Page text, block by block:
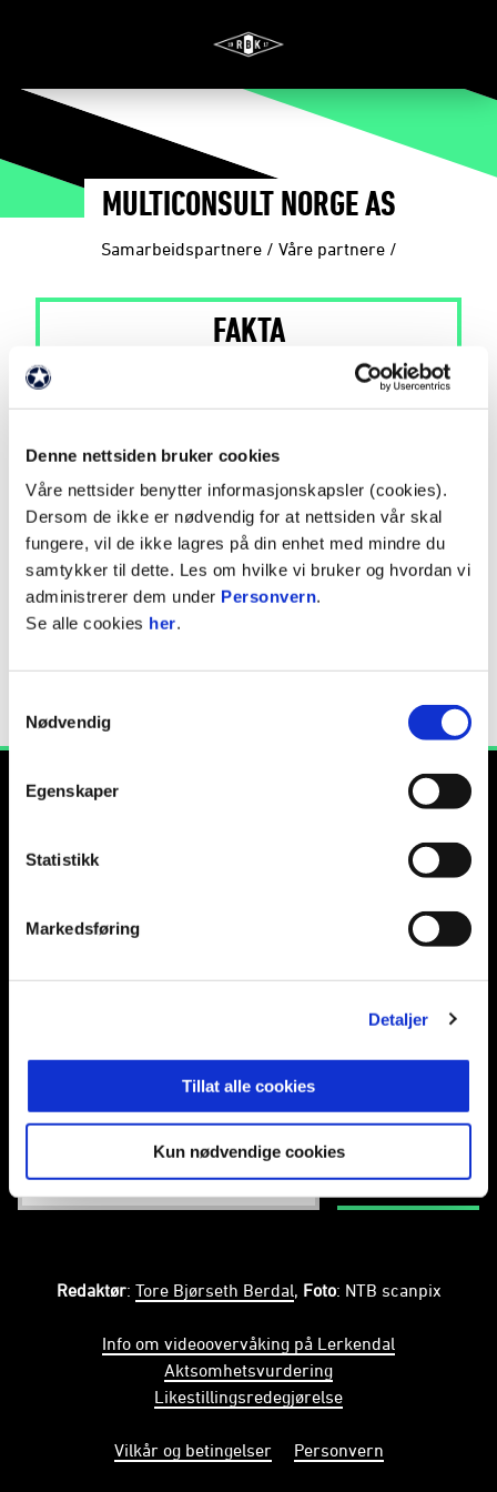
Denne nettsiden bruker cookies
Våre nettsider benytter informasjonskapsler (cookies).
Dersom de ikke er nødvendig for at nettsiden vår skal
fungere, vil de ikke lagres på din enhet med mindre du
samtykker til dette. Les om hvilke vi bruker og hvordan vi
administrerer dem under Personvern.
Se alle cookies her.
Nødvendig
Egenskaper
Statistikk
Markedsføring
Detaljer
Tillat alle cookies
Kun nødvendige cookies
MULTICONSULT NORGE AS
Samarbeidspartnere / Våre partnere /
FAKTA
Partnernivå: Gullpartner
Webadresse:multiconsult.no
Facebook Instagram Twitter
Abonner på nyhetsbrev fra Rosenborg
PÅMELDING
Redaktør: Tore Bjørseth Berdal, Foto: NTB scanpix
Info om videoovervåking på Lerkendal
Aktsomhetsvurdering
Likestillingsredegjørelse
Vilkår og betingelser Personvern